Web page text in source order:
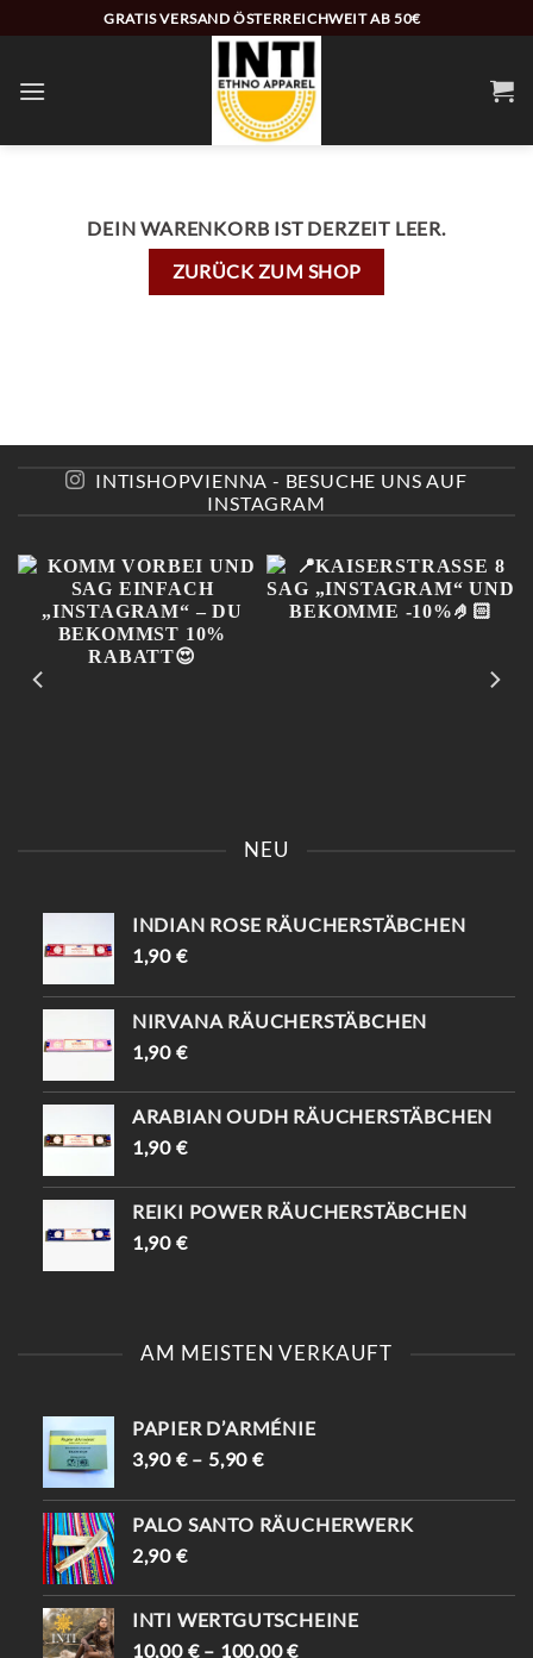
Inhalt
GRATIS VERSAND ÖSTERREICHWEIT AB 50€
DEIN WARENKORB IST DERZEIT LEER.
ZURÜCK ZUM SHOP
INTISHOPVIENNA - BESUCHE UNS AUF
INSTAGRAM
NEU
INDIAN ROSE RÄUCHERSTÄBCHEN
1,90 €
NIRVANA RÄUCHERSTÄBCHEN
1,90 €
ARABIAN OUDH RÄUCHERSTÄBCHEN
1,90 €
REIKI POWER RÄUCHERSTÄBCHEN
1,90 €
AM MEISTEN VERKAUFT
PAPIER D’ARMÉNIE
3,90 €– 5,90€
PALO SANTO RÄUCHERWERK
2,90 €
INTI WERTGUTSCHEINE
10,00 €– 100,00€